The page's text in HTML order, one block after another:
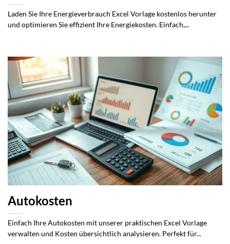
Laden Sie Ihre Energieverbrauch Excel Vorlage kostenlos herunter
und optimieren Sie effizient Ihre Energiekosten. Einfach,...
Autokosten
Einfach Ihre Autokosten mit unserer praktischen Excel Vorlage
verwalten und Kosten übersichtlich analysieren. Perfekt für...